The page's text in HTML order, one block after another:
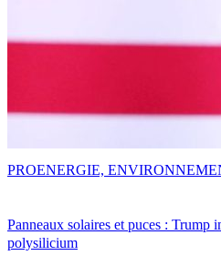
Panneaux solaires et puces : Trump
polysilicium
PROENERGIE,